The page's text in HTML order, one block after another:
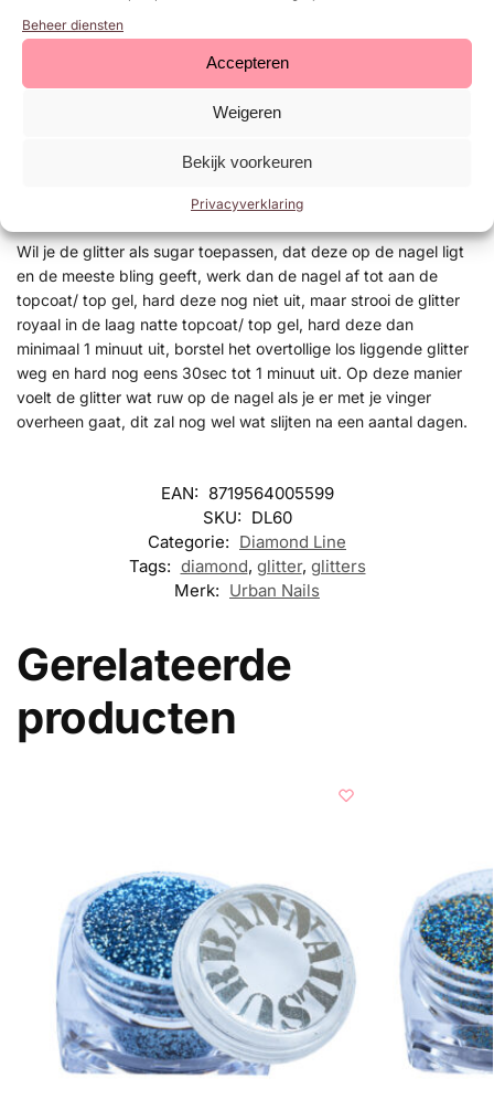
Beheer diensten
Accepteren
Weigeren
Bekijk voorkeuren
Privacyverklaring
Neem de gewenste Glitter en eenFluffyBrush. Dip je Fluffy
Brush in de glitter en verdeel dit over de nagel. Je mag goed
Hard vervolgens 30 seconden uit in een UV/LED lamp.
neXt Top Gel. Blijf 1mm weg van de nagelriem en zijwallen.
Wil je de glitter als sugar toepassen, dat deze op de nagel ligt
en de meeste bling geeft, werk dan de nagel af tot aan de
topcoat/ top gel, hard deze nog niet uit, maar strooi de glitter
royaal in de laag natte topcoat/ top gel, hard deze dan
minimaal 1 minuut uit, borstel het overtollige los liggende glitter
weg en hard nog eens 30sec tot 1 minuut uit. Op deze manier
voelt de glitter wat ruw op de nagel als je er met je vinger
overheen gaat, dit zal nog wel wat slijten na een aantal dagen.
EAN: 8719564005599
SKU: DL60
Categorie: Diamond Line
Tags: diamond, glitter, glitters
Merk: Urban Nails
Gerelateerde
producten